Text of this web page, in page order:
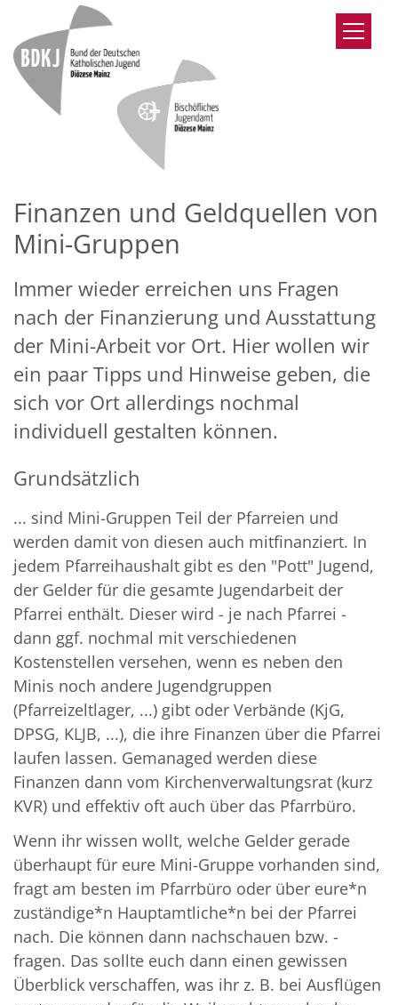
Zum Inhalt springen
Finanzen und Geldquellen von
Mini-Gruppen
Immer wieder erreichen uns Fragen
nach der Finanzierung und Ausstattung
der Mini-Arbeit vor Ort. Hier wollen wir
ein paar Tipps und Hinweise geben, die
sich vor Ort allerdings nochmal
individuell gestalten können.
Grundsätzlich
... sind Mini-Gruppen Teil der Pfarreien und
werden damit von diesen auch mitfinanziert. In
jedem Pfarreihaushalt gibt es den "Pott" Jugend,
der Gelder für die gesamte Jugendarbeit der
Pfarrei enthält. Dieser wird - je nach Pfarrei -
dann ggf. nochmal mit verschiedenen
Kostenstellen versehen, wenn es neben den
Minis noch andere Jugendgruppen
(Pfarreizeltlager, ...) gibt oder Verbände (KjG,
DPSG, KLJB, ...), die ihre Finanzen über die Pfarrei
laufen lassen. Gemanaged werden diese
Finanzen dann vom Kirchenverwaltungsrat (kurz
KVR) und effektiv oft auch über das Pfarrbüro.
Wenn ihr wissen wollt, welche Gelder gerade
überhaupt für eure Mini-Gruppe vorhanden sind,
fragt am besten im Pfarrbüro oder über eure*n
zuständige*n Hauptamtliche*n bei der Pfarrei
nach. Die können dann nachschauen bzw. -
fragen. Das sollte euch dann einen gewissen
Überblick verschaffen, was ihr z. B. bei Ausflügen